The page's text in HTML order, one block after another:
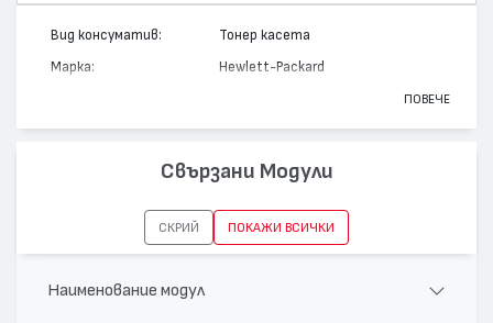
Вид консуматив: Тонер касета
Марка: Hewlett-Packard
Цвят: Жълт
1500
ПОВЕЧЕ
Свързани Модули
СКРИЙ ПОКАЖИ ВСИЧКИ
Наименование модул